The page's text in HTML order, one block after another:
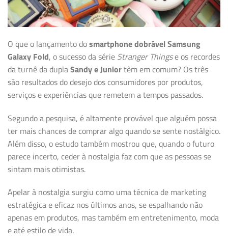
O que o lançamento dosmartphone dobrávelSamsung
Galaxy Fold, o sucesso da série Stranger Thingse os recordes
da turnê da duplaSandy e Juniortêm em comum? Os três
são resultados do desejo dos consumidores por produtos,
serviços e experiências que remetem a tempos passados.
Segundo a pesquisa, é altamente provável que alguém possa
ter mais chances de comprar algo quando se sente nostálgico.
Além disso, o estudo também mostrou que, quando o futuro
parece incerto, ceder à nostalgia faz com que as pessoas se
sintam mais otimistas.
Apelar à nostalgia surgiu como uma técnica de marketing
estratégica e eficaz nos últimos anos, se espalhando não
apenas em produtos, mas também em entretenimento, moda
e até estilo de vida.